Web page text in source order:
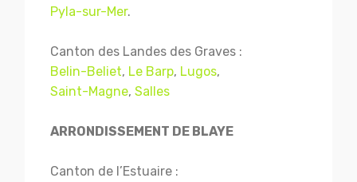
Pyla-sur-Mer.
Canton des Landes des Graves :
Belin-Beliet, Le Barp, Lugos,
Saint-Magne, Salles
ARRONDISSEMENT DE BLAYE
Canton de l’Estuaire :